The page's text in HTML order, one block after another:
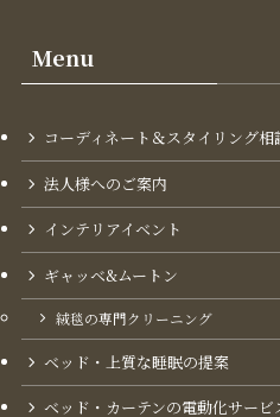
Menu
コーディネート＆スタイリング​相
法人様へのご案内
インテリアイベント
ギャッベ&ムートン
絨毯の専門クリーニング
ベッド・上質な睡眠の提案
ベッド・カーテンの電動化サービ